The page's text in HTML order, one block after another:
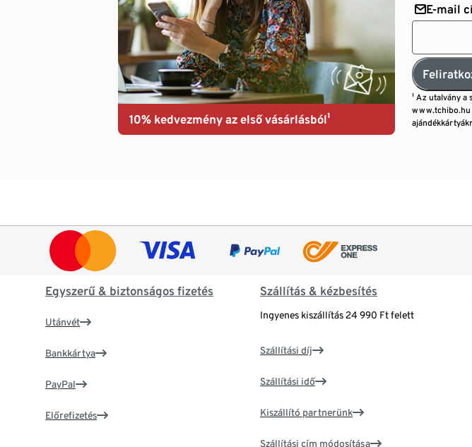
10% kedvezmény az első vásárlásból¹
E-mail
¹ Az utalvány a
www.tchibo.hu
Egyszerű & biztonságos fizetés
Utánvét
Bankkártya
PayPal
Előrefizetés
Szállítás & kézbesítés
Ingyenes kiszállítás 24 990 Ft felett
Szállítási díj
Szállítási idő
Kiszállító partnerünk
Szállítási cím módosítása